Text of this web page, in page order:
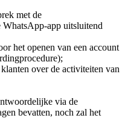
met de
app uitsluitend
het openen van een account
over de activiteiten van
via de
bevatten, noch zal het